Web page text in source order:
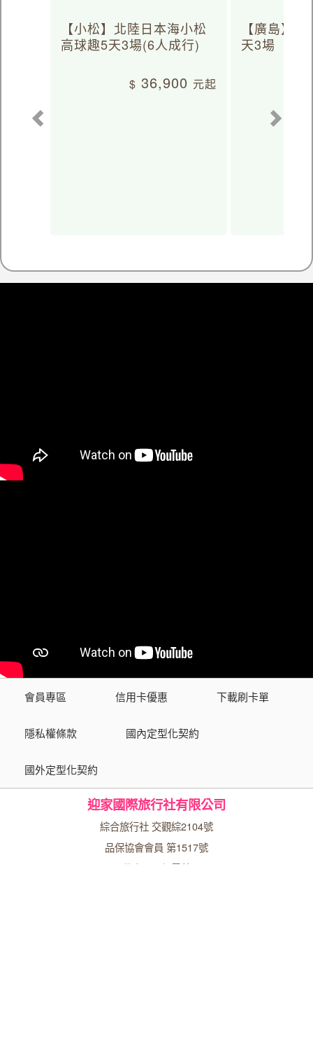
【小松】北陸日本海小松
高球趣5天3場(6人成行)
36,900
【廣島】
天3場
會員專區 信用卡優惠 下載刷卡單
隱私權條款 國內定型化契約
國外定型化契約
迎家國際旅行社有限公司
綜合旅行社 交觀綜2104號
品保協會會員 第1517號
代表人：繆霞芬